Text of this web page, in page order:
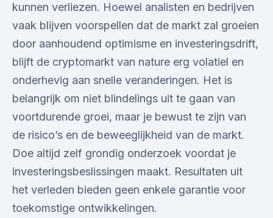
kunnen verliezen. Hoewel analisten en bedrijven
vaak blijven voorspellen dat de markt zal groeien
door aanhoudend optimisme en investeringsdrift,
blijft de cryptomarkt van nature erg volatiel en
onderhevig aan snelle veranderingen. Het is
belangrijk om niet blindelings uit te gaan van
voortdurende groei, maar je bewust te zijn van
de risico’s en de beweeglijkheid van de markt.
Doe altijd zelf grondig onderzoek voordat je
investeringsbeslissingen maakt. Resultaten uit
het verleden bieden geen enkele garantie voor
toekomstige ontwikkelingen.